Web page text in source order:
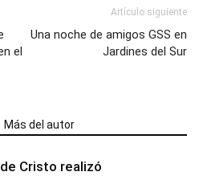
el
Artículo siguiente
Una noche de amigos GSS en
Jardines del Sur
Más del autor
Cristo realizó